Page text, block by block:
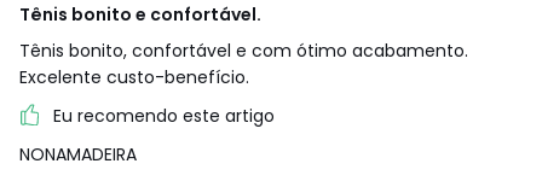
Tênis bonito e confortável.
Tênis bonito, confortável e com ótimo acabamento.
Excelente custo-benefício.
Eu recomendo este artigo
NONAMADEIRA